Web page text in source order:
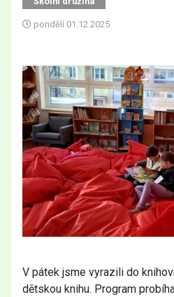
pondělí 01.12.2025
V pátek jsme vyrazili do
dětskou knihu. Program